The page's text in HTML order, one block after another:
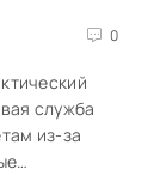
0
служба
из-за